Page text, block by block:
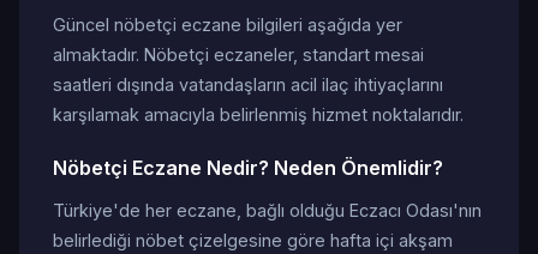
Güncel nöbetçi eczane bilgileri aşağıda yer
almaktadır. Nöbetçi eczaneler, standart mesai
saatleri dışında vatandaşların acil ilaç ihtiyaçlarını
karşılamak amacıyla belirlenmiş hizmet noktalarıdır.
Nöbetçi Eczane Nedir? Neden Önemlidir?
Türkiye'de her eczane, bağlı olduğu Eczacı Odası'nın
belirlediği nöbet çizelgesine göre hafta içi akşam